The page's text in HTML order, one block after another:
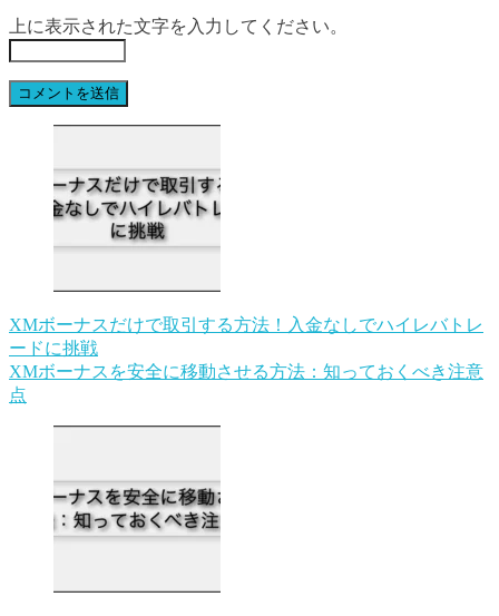
上に表示された文字を入力してください。
XMボーナスだけで取引する方法！入金なしでハイレバトレ
ードに挑戦
XMボーナスを安全に移動させる方法：知っておくべき注意
点